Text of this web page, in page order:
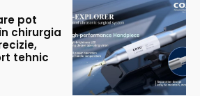
pot
chirurgia
tehnic